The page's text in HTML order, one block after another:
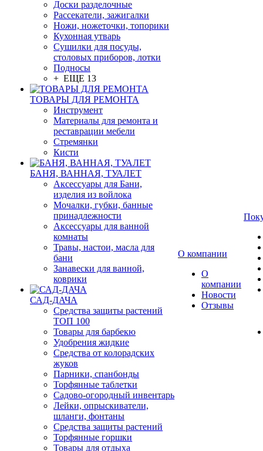
Доски разделочные
Рассекатели, зажигалки
Ножи, ножеточки, топорики
Кухонная утварь
Сушилки для посуды,
столовых приборов, лотки
Подносы
+ ЕЩЕ 13
ТОВАРЫ ДЛЯ РЕМОНТА
Инструмент
Материалы для ремонта и
реставрации мебели
Стремянки
Кисти
БАНЯ, ВАННАЯ, ТУАЛЕТ
Аксессуары для Бани,
изделия из войлока
Мочалки, губки, банные
принадлежности
Аксессуары для ванной
комнаты
Травы, настои, масла для
бани
Занавески для ванной,
коврики
САД-ДАЧА
Средства защиты растений
ТОП 100
Товары для барбекю
Удобрения жидкие
Средства от колорадских
жуков
Парники, спанбонды
Торфянные таблетки
Садово-огородный инвентарь
Лейки, опрыскиватели,
шланги, фонтаны
Средства защиты растений
Торфянные горшки
Товары для отдыха
О компании
О
компании
Новости
Отзывы